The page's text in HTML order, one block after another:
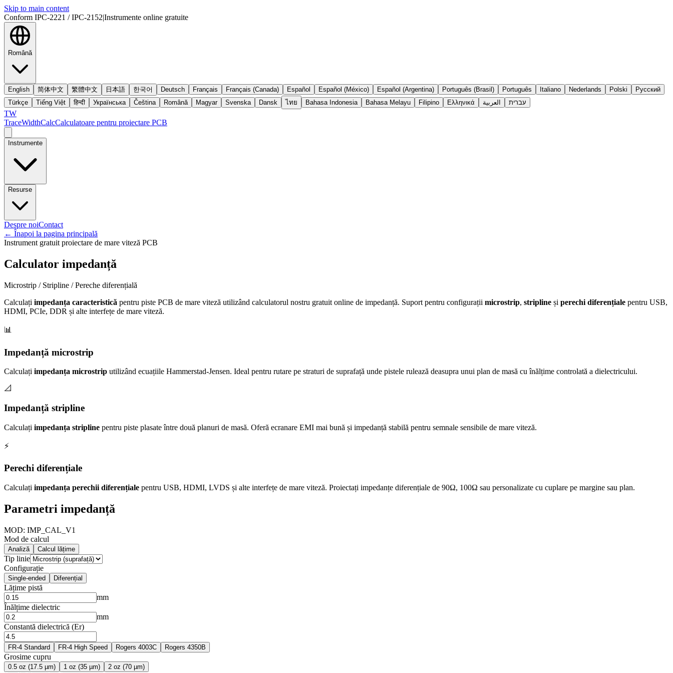
Skip to main content
Conform IPC-2221 / IPC-2152|Instrumente online gratuite
Română
English 简体中文 繁體中文 日本語 한국어 Deutsch Français Français (Canada) Español Español (México) Español (Argentina) Português (Brasil) Português Italiano Nederlands Polski
Русский
Türkçe
Tiếng Việt हिन्दी Українська Čeština Română Magyar Svenska Dansk ไทย Bahasa Indonesia Bahasa Melayu Filipino Ελληνικά العربية עברית
TW
TraceWidthCalcCalculatoare pentru proiectare PCB
Instrumente
Resurse
Despre noiContact
← Înapoi la pagina principală
Instrument gratuit proiectare de mare viteză PCB
Calculator impedanță
Microstrip / Stripline / Pereche diferențială
Calculați impedanța caracteristică pentru piste PCB de mare viteză utilizând calculatorul nostru gratuit online de impedanță. Suport pentru configurații microstrip, stripline și perechi diferențiale pentru USB,
HDMI, PCIe, DDR și alte interfețe de mare viteză.
📊
Impedanță microstrip
Calculați impedanța microstrip utilizând ecuațiile Hammerstad-Jensen. Ideal pentru rutare pe straturi de suprafață unde pistele rulează deasupra unui plan de masă cu înălțime controlată a dielectricului.
📐
Impedanță stripline
Calculați impedanța stripline pentru piste plasate între două planuri de masă. Oferă ecranare EMI mai bună și impedanță stabilă pentru semnale sensibile de mare viteză.
⚡
Perechi diferențiale
Calculați impedanța perechii diferențiale pentru USB, HDMI, LVDS și alte interfețe de mare viteză. Proiectați impedanțe diferențiale de 90Ω, 100Ω sau personalizate cu cuplare pe margine sau plan.
Parametri impedanță
MOD: IMP_CAL_V1
Mod de calcul
Analiză Calcul lățime
Tip linie
Configurație
Single-ended Diferențial
Lățime pistă
mm
Înălțime dielectric
mm
Constantă dielectrică (Er)
FR-4 Standard FR-4 High Speed Rogers 4003C Rogers 4350B
Grosime cupru
0.5 oz (17.5 µm) 1 oz (35 µm) 2 oz (70 µm)